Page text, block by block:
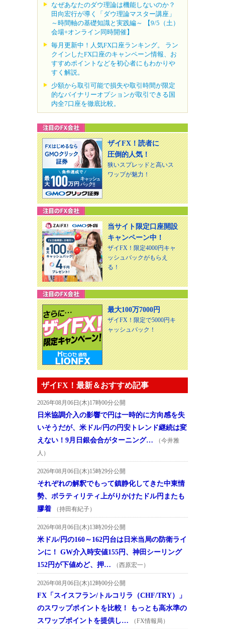
なぜあなたのダウ理論は機能しないのか？
田向宏行が導く「ダウ理論マスター講座」
～時間軸の基礎知識と実践編～ 【9/5（土）
会場+オンライン同時開催】
毎月更新中！人気FX口座ランキング。 ラン
クインしたFX口座のキャンペーン情報、お
すすめポイントなどを初心者にもわかりや
すく解説。
少額から取引可能で損失や取引時間が限定
的なバイナリーオプションが取引できる国
内全7口座を徹底比較。
ザイFX！読者に
圧倒的人気！
狭いスプレッドと高いス
ワップが魅力！
当サイト限定口座開設
キャンペーン中！
ザイFX！限定4000円キャ
ッシュバックがもらえ
る！
最大100万7000円
ザイFX！限定で5000円キ
ャッシュバック！
ザイFX！最新＆おすすめ記事
2026年08月06日(木)17時00分公開
日米協調介入の影響で円は一時的に方向感を失
いそうだが、米ドル/円の円安トレンド継続は変
えない！9月日銀会合がターニング…
（今井雅
人）
2026年08月06日(木)15時29分公開
それぞれの解釈でもって鎮静化してきた中東情
勢、ボラティリティ上がりかけたドル円またも
膠着
（持田有紀子）
2026年08月06日(木)13時20分公開
米ドル/円の160～162円台は日米当局の防衛ライ
ンに！ GW介入時安値155円、神田シーリング
152円が下値めど、押…
（西原宏一）
2026年08月06日(木)12時00分公開
FX「スイスフラン/トルコリラ（CHF/TRY）」
のスワップポイントを比較！ もっとも高水準の
スワップポイントを提供し…
（FX情報局）